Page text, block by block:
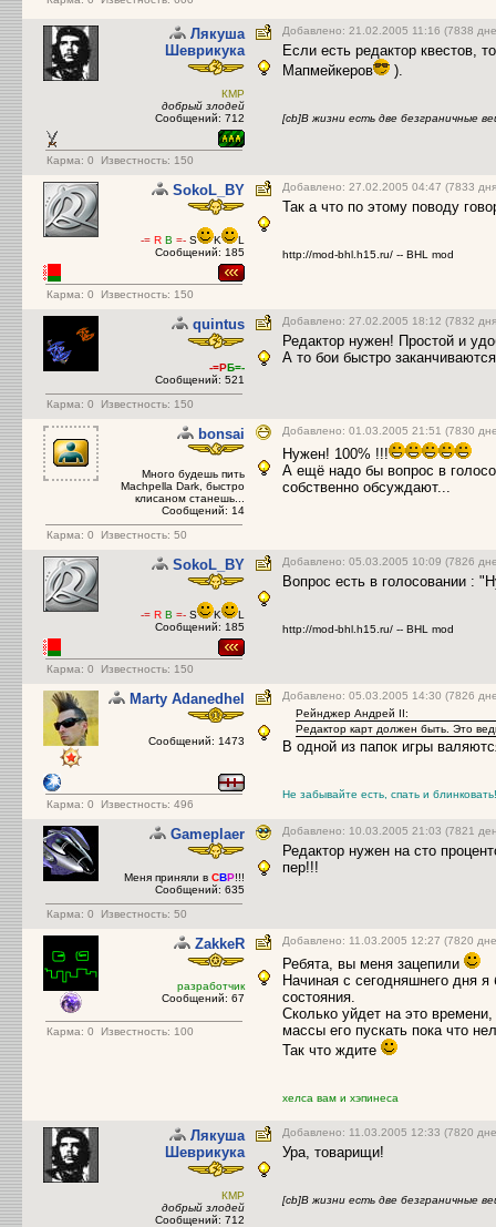
Лякуша
Шеврикука
КМР
добрый злодей
Сообщений: 712
Карма: 0 Известность: 150
Добавлено: 21.02.2005 11:16 (7838
Если есть редактор квестов,
Мапмейкеров
).
[cb]В жизни есть две безграничные
SokoL_BY
-= R B =- S K
L
Сообщений: 185
Карма: 0 Известность: 150
Добавлено: 27.02.2005 04:47 (7833
Так а что по этому поводу
http://mod-bhl.h15.ru/ -- BHL mod
quintus
-=РБ=-
Сообщений: 521
Карма: 0 Известность: 150
Добавлено: 27.02.2005 18:12 (7832
Редактор нужен! Простой и
А то бои быстро
bonsai
Много будешь пить
Machpella Dark, быстро
клисаном станешь...
Сообщений: 14
Карма: 0 Известность: 50
Добавлено: 01.03.2005 21:51 (7830
Нужен! 100% !!!
А ещё надо бы вопрос в
собственно обсуждают...
SokoL_BY
-= R B =- S K
L
Сообщений: 185
Карма: 0 Известность: 150
Добавлено: 05.03.2005 10:09 (7826
Вопрос есть в голосовании :
http://mod-bhl.h15.ru/ -- BHL mod
Marty Adanedhel
Сообщений: 1473
Карма: 0 Известность: 496
Добавлено: 05.03.2005 14:30 (7826
Рейнджер Андрей II:
Редактор карт должен быть. Это
В одной из папок игры
Не забывайте есть, спать и блинковать!
Gameplaer
Меня приняли в CBР!!!
Сообщений: 635
Карма: 0 Известность: 50
Добавлено: 10.03.2005 21:03 (7821
Редактор нужен на сто
пер!!!
ZakkeR
разработчик
Сообщений: 67
Карма: 0 Известность: 100
Добавлено: 11.03.2005 12:27 (7820
Ребята, вы меня зацепили
Начиная с сегодняшнего дня
состояния.
Сколько уйдет на это
массы его пускать пока что
Так что ждите
хелса вам и хэпинеса
Лякуша
Шеврикука
КМР
добрый злодей
Сообщений: 712
Добавлено: 11.03.2005 12:33 (7820
Ура, товарищи!
[cb]В жизни есть две безграничные